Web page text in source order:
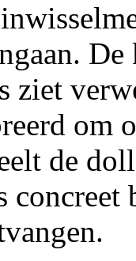
ziet
om
de